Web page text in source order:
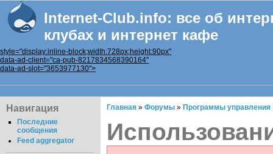
Internet-Club.info: все об
клубах и интернет кафе
style="display:inline-block;width:728px;height:90px"
data-ad-client="ca-pub-8217834568390164"
data-ad-slot="3653977130">
Навигация
Последние
сообщения
Feed aggregator
Главная » Форумы » Программы